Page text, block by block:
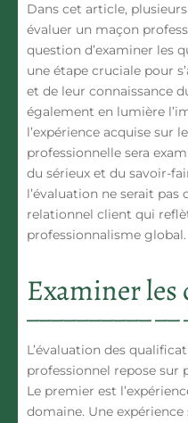
Dans cet article,
évaluer un maçon
question d’examiner les
une étape cruciale pour
et de leur connaissance
également en lumière
l’expérience acquise sur
professionnelle sera
du sérieux et du savoir-
l’évaluation ne serait
relationnel client qui
professionnalisme global.
Examiner
L’évaluation des
professionnel repose sur
Le premier est
domaine. Une